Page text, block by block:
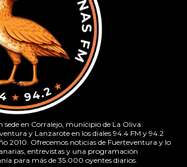
sede en Corralejo, municipio de La Oliva.
y Lanzarote en los diales 94.4 FM y 94.2
2010. Ofrecemos noticias de Fuerteventura y lo
entrevistas y una programación
para más de 35.000 oyentes diarios.